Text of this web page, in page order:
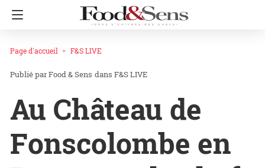
Page d'accueil F&S LIVE
Food & Sens dans F&S LIVE
Au Château de
Fonscolombe en